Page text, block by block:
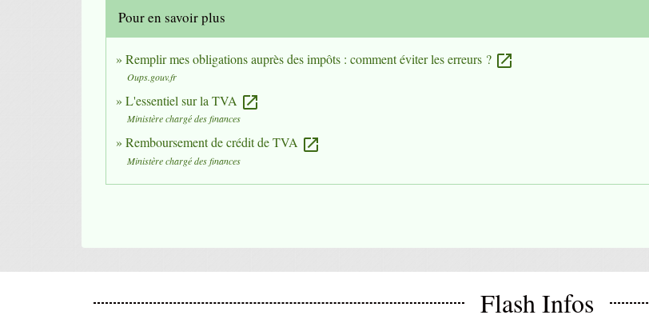
Pour en savoir plus
Remplir mes obligations auprès des impôts : comment éviter les erreurs ? open_in_new
Oups.gouv.fr
L'essentiel sur la TVA open_in_new
Ministère chargé des finances
Remboursement de crédit de TVA open_in_new
Ministère chargé des finances
Flash Infos